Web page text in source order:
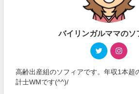
バイリンガルママのソ
高齢出産組のソフィアです。年収1本超
計士WMです(^^)/